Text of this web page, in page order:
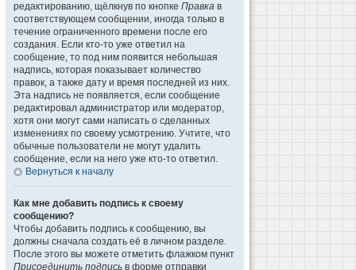
редактированию, щёлкнув по кнопке Правка в
соответствующем сообщении, иногда только в
течение ограниченного времени после его
создания. Если кто-то уже ответил на
сообщение, то под ним появится небольшая
надпись, которая показывает количество
правок, а также дату и время последней из них.
Эта надпись не появляется, если сообщение
редактировал администратор или модератор,
хотя они могут сами написать о сделанных
изменениях по своему усмотрению. Учтите, что
обычные пользователи не могут удалить
сообщение, если на него уже кто-то ответил.
Вернуться к началу
Как мне добавить подпись к своему
сообщению?
Чтобы добавить подпись к сообщению, вы
должны сначала создать её в личном разделе.
После этого вы можете отметить флажком пункт
Присоединить подпись в форме отправки